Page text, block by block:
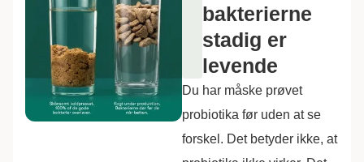
bakterierne
stadig er
levende
Du har måske prøvet
probiotika før uden at se
forskel. Det betyder ikke, at